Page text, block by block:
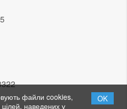
файли cookies,
наведених у
OK